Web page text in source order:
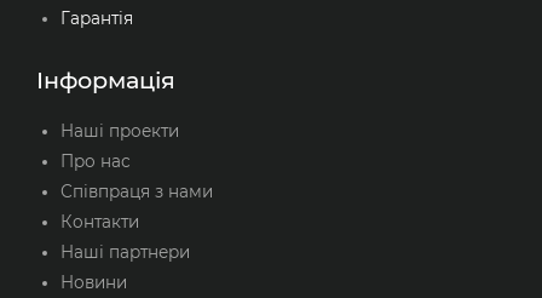
Гарантія
Інформація
Наші проекти
Про нас
Співпраця з нами
Контакти
Наші партнери
Новини